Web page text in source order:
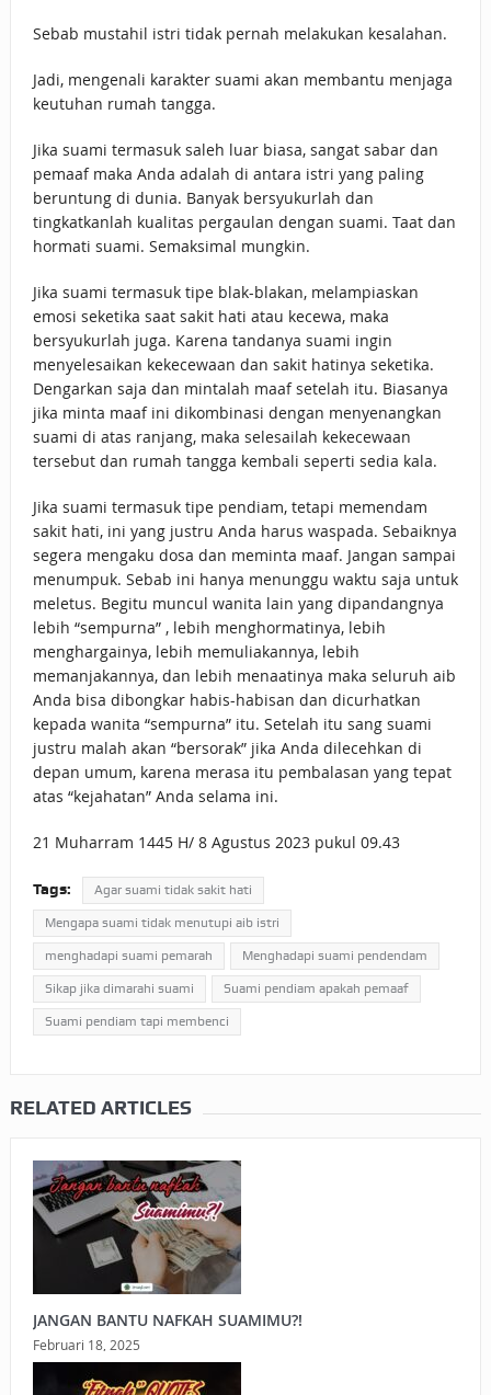
Sebab mustahil istri tidak pernah melakukan kesalahan.
Jadi, mengenali karakter suami akan membantu menjaga
keutuhan rumah tangga.
Jika suami termasuk saleh luar biasa, sangat sabar dan
pemaaf maka Anda adalah di antara istri yang paling
beruntung di dunia. Banyak bersyukurlah dan
tingkatkanlah kualitas pergaulan dengan suami. Taat dan
hormati suami. Semaksimal mungkin.
Jika suami termasuk tipe blak-blakan, melampiaskan
emosi seketika saat sakit hati atau kecewa, maka
bersyukurlah juga. Karena tandanya suami ingin
menyelesaikan kekecewaan dan sakit hatinya seketika.
Dengarkan saja dan mintalah maaf setelah itu. Biasanya
jika minta maaf ini dikombinasi dengan menyenangkan
suami di atas ranjang, maka selesailah kekecewaan
tersebut dan rumah tangga kembali seperti sedia kala.
Jika suami termasuk tipe pendiam, tetapi memendam
sakit hati, ini yang justru Anda harus waspada. Sebaiknya
segera mengaku dosa dan meminta maaf. Jangan sampai
menumpuk. Sebab ini hanya menunggu waktu saja untuk
meletus. Begitu muncul wanita lain yang dipandangnya
lebih “sempurna” , lebih menghormatinya, lebih
menghargainya, lebih memuliakannya, lebih
memanjakannya, dan lebih menaatinya maka seluruh aib
Anda bisa dibongkar habis-habisan dan dicurhatkan
kepada wanita “sempurna” itu. Setelah itu sang suami
justru malah akan “bersorak” jika Anda dilecehkan di
depan umum, karena merasa itu pembalasan yang tepat
atas “kejahatan” Anda selama ini.
21 Muharram 1445 H/ 8 Agustus 2023 pukul 09.43
Tags: Agar suami tidak sakit hati
Mengapa suami tidak menutupi aib istri
menghadapi suami pemarah Menghadapi suami pendendam
Sikap jika dimarahi suami Suami pendiam apakah pemaaf
Suami pendiam tapi membenci
RELATED ARTICLES
JANGAN BANTU NAFKAH SUAMIMU?!
Februari 18, 2025